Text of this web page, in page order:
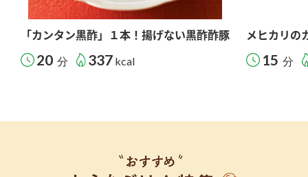
「カンタン黒酢」１本！揚げない黒酢酢豚
20 分 337 kcal
メヒカリの
15 分